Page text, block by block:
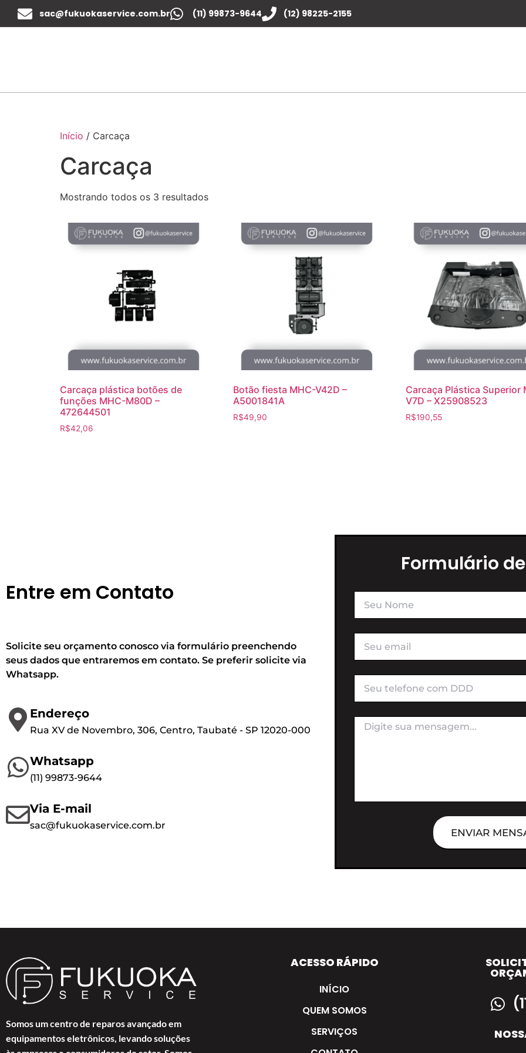
sac@fukuokaservice.com.br (11) 99873-9644 (12) 98225-2155
Início / Carcaça
Carcaça
Mostrando todos os 3 resultados
Carcaça plástica botões de
funções MHC-M80D –
472644501
R$42,06
Botão fiesta MHC-V42D –
A5001841A
R$49,90
Carcaça Plástica Superior
V7D – X25908523
R$190,55
Entre em Contato
Solicite seu orçamento conosco via formulário preenchendo
seus dados que entraremos em contato. Se preferir solicite via
Whatsapp.
Endereço
Rua XV de Novembro, 306, Centro, Taubaté - SP 12020-000
Whatsapp
(11) 99873-9644
Via E-mail
sac@fukuokaservice.com.br
Formulário
ENVIAR
Somos um centro de reparos avançado em
equipamentos eletrônicos, levando soluções
ACESSO RÁPIDO
INÍCIO
QUEM SOMOS
SERVIÇOS